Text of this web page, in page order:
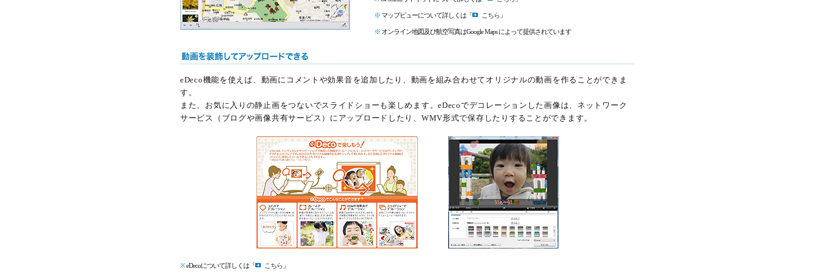
※ マップビューについて詳しくは「 こちら 」
※ オンライン地図及び航空写真はGoogle Maps によって提供されています
eDeco機能を使えば、動画にコメントや効果音を追加したり、動画を組み合わせてオリジナルの動画を作ることができま
す。
また、お気に入りの静止画をつないでスライドショーも楽しめます。eDecoでデコレーションした画像は、ネットワーク
サービス（ブログや画像共有サービス）にアップロードしたり、WMV形式で保存したりすることができます。
※eDecoについて詳しくは「 こちら 」